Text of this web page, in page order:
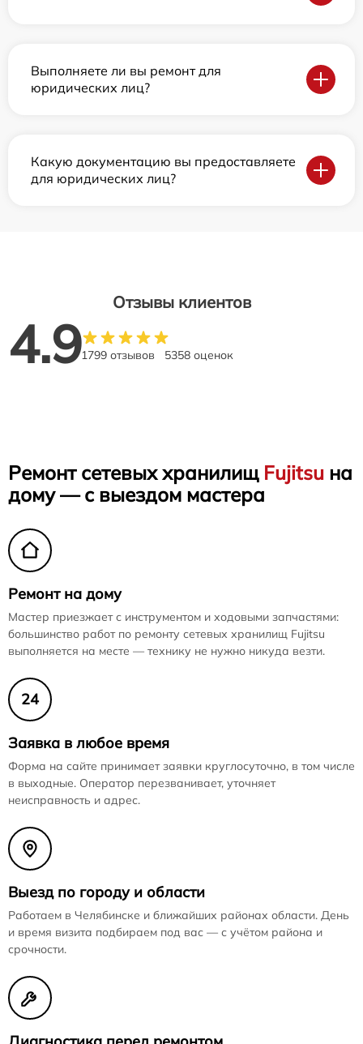
Выполняете ли вы ремонт для
юридических лиц?
Какую документацию вы предоставляете
для юридических лиц?
Отзывы клиентов
4.91799 отзывов 5358 оценок
Ремонт сетевых хранилищ Fujitsu на
дому — с выездом мастера
Ремонт на дому
Мастер приезжает с инструментом и ходовыми запчастями:
большинство работ по ремонту сетевых хранилищ Fujitsu
выполняется на месте — технику не нужно никуда везти.
24
Заявка в любое время
Форма на сайте принимает заявки круглосуточно, в том числе
в выходные. Оператор перезванивает, уточняет
неисправность и адрес.
Выезд по городу и области
Работаем в Челябинске и ближайших районах области. День
и время визита подбираем под вас — с учётом района и
срочности.